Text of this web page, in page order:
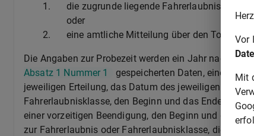
1.
die zugrunde liegende Fahrerlaubnis
oder
2.
eine amtliche Mitteilung über den Tod der
Die Angaben zur Probezeit werden ein Jahr nach
Absatz 1 Nummer 1
gespeicherten Daten, eine
jeweiligen Erteilung, das Datum des jeweiligen
Fahrerlaubnisklasse, den Beginn und das Ende der
einer vorzeitigen Beendigung, den Beginn und das
zur Fahrerlaubnis oder Fahrerlaubnisklasse, die
Vor
Mit